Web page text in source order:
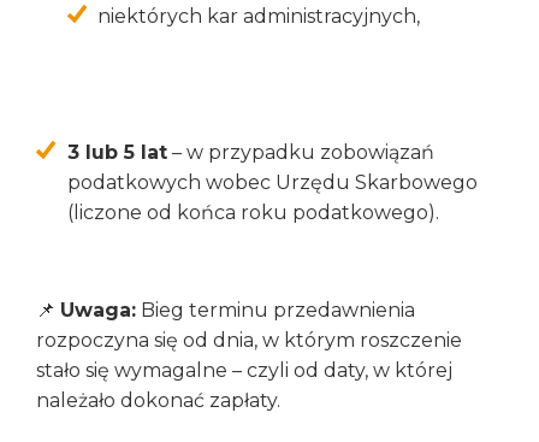
niektórych kar administracyjnych,
3 lub 5 lat– w przypadku zobowiązań
podatkowych wobec Urzędu Skarbowego
(liczone od końca roku podatkowego).
📌 Uwaga: Bieg terminu przedawnienia
rozpoczyna się od dnia, w którym roszczenie
stało się wymagalne – czyli od daty, w której
należało dokonać zapłaty.